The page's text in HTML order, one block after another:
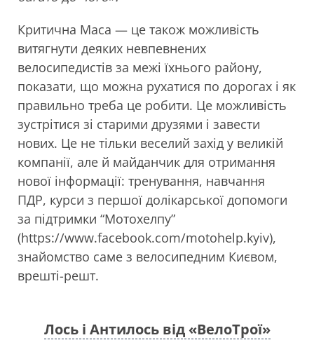
Критична Маса — це також можливість
витягнути деяких невпевнених
велосипедистів за межі їхнього району,
показати, що можна рухатися по дорогах і як
правильно треба це робити. Це можливість
зустрітися зі старими друзями і завести
нових. Це не тільки веселий захід у великій
компанії, але й майданчик для отримання
нової інформації: тренування, навчання
ПДР, курси з першої долікарської допомоги
за підтримки “Мотохелпу”
(https://www.facebook.com/motohelp.kyiv),
знайомство саме з велосипедним Києвом,
врешті-решт.
Лось і Антилось від «ВелоТрої»